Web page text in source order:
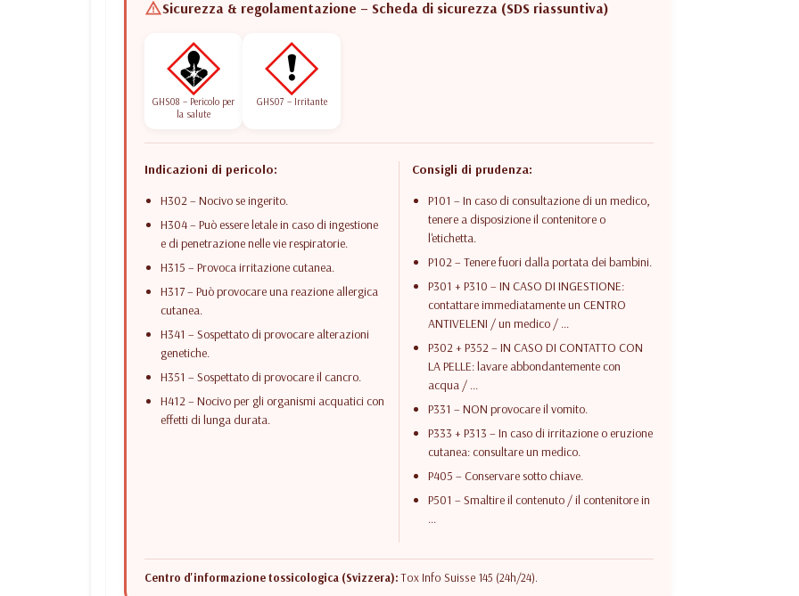
Sicurezza & regolamentazione – Scheda di sicurezza (SDS riassuntiva)
GHS08 – Pericolo per
la salute
GHS07 – Irritante
Indicazioni di pericolo:
H302 – Nocivo se ingerito.
H304 – Può essere letale in caso di ingestione
e di penetrazione nelle vie respiratorie.
H315 – Provoca irritazione cutanea.
H317 – Può provocare una reazione allergica
cutanea.
H341 – Sospettato di provocare alterazioni
genetiche.
H351 – Sospettato di provocare il cancro.
H412 – Nocivo per gli organismi acquatici con
effetti di lunga durata.
Consigli di prudenza:
P101 – In caso di consultazione di un medico,
tenere a disposizione il contenitore o
l'etichetta.
P102 – Tenere fuori dalla portata dei bambini.
P301 + P310 – IN CASO DI INGESTIONE:
contattare immediatamente un CENTRO
ANTIVELENI / un medico / ...
P302 + P352 – IN CASO DI CONTATTO CON
LA PELLE: lavare abbondantemente con
acqua / ...
P331 – NON provocare il vomito.
P333 + P313 – In caso di irritazione o eruzione
cutanea: consultare un medico.
P405 – Conservare sotto chiave.
P501 – Smaltire il contenuto / il contenitore in
...
Centro d'informazione tossicologica (Svizzera):Tox Info Suisse 145 (24h/24).